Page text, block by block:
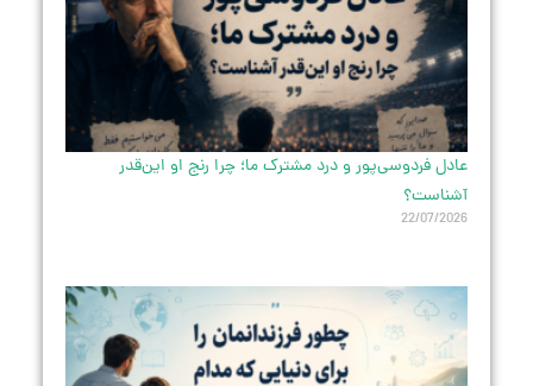
عادل فردوسی‌پور و درد مشترک ما؛ چرا رنج او این‌قدر
آشناست؟
22/07/2026